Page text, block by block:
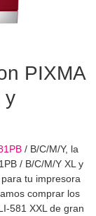
PIXMA
y
/ B/C/M/Y, la
/ B/C/M/Y XL y
tu impresora
comprar los
581 XXL de gran